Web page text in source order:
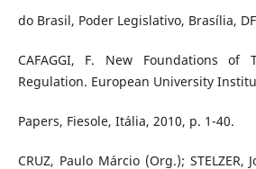
do Brasil, Poder Legislativo, Brasília,
CAFAGGI, F. New Foundations of
Regulation. European University
Papers, Fiesole, Itália, 2010, p. 1-40.
CRUZ, Paulo Márcio (Org.);